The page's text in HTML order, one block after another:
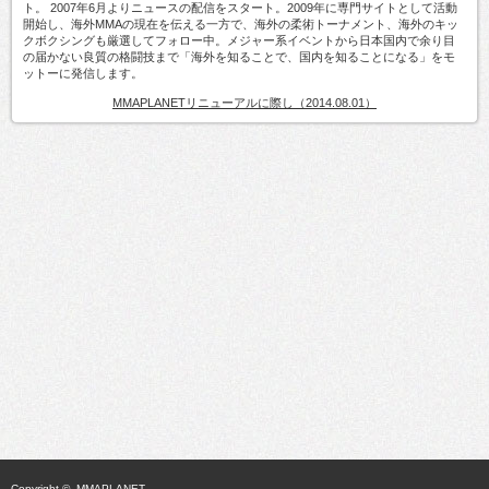
ト。 2007年6月よりニュースの配信をスタート。2009年に専門サイトとして活動
開始し、海外MMAの現在を伝える一方で、海外の柔術トーナメント、海外のキッ
クボクシングも厳選してフォロー中。メジャー系イベントから日本国内で余り目
の届かない良質の格闘技まで「海外を知ることで、国内を知ることになる」をモ
ットーに発信します。
MMAPLANETリニューアルに際し（2014.08.01）